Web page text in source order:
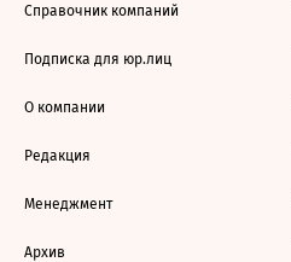
Справочник компаний
Подписка для юр.лиц
О компании
Редакция
Менеджмент
Архив